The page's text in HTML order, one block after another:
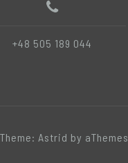
+48 505 189 044
Theme: Astrid by aThemes.